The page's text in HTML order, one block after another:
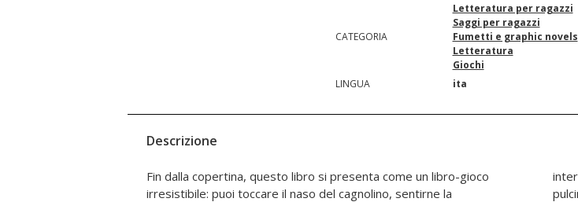
CATEGORIA
Letteratura per ragazzi
Saggi per ragazzi
Fumetti e graphic novels
Letteratura
Giochi
LINGUA
ita
Descrizione
Fin dalla copertina, questo libro si presenta come un libro-gioco
irresistibile: puoi toccare il naso del cagnolino, sentirne la
interne, fai il solletico alla scimmietta, accarezza il gatto o il
pulcino, gratta la pancia all'orso, tira la coda al topolino... e ascolta i